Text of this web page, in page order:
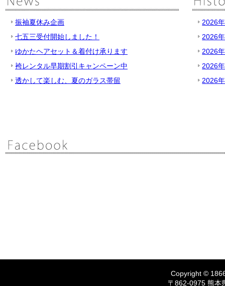
振袖夏休み企画
七五三受付開始しました！
ゆかたヘアセット＆着付け承ります
袴レンタル早期割引キャンペーン中
透かして楽しむ、夏のガラス帯留
2026
2026
2026
2026
2026
Copyright ©
〒862-0975 熊本